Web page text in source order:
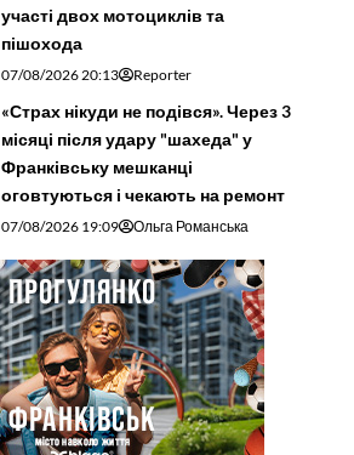
участі двох мотоциклів та
пішохода
07/08/2026 20:13 Reporter
«Страх нікуди не подівся». Через 3
місяці після удару "шахеда" у
Франківську мешканці
оговтуються і чекають на ремонт
07/08/2026 19:09 Ольга Романська